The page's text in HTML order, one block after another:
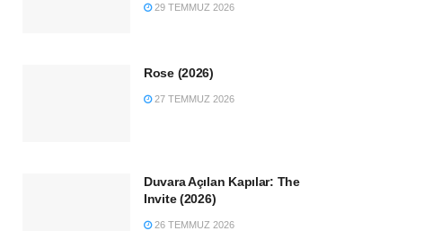
29 TEMMUZ 2026
Rose (2026)
27 TEMMUZ 2026
Duvara Açılan Kapılar: The
Invite (2026)
26 TEMMUZ 2026